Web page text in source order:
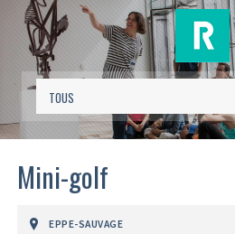
Mini-golf
EPPE-SAUVAGE